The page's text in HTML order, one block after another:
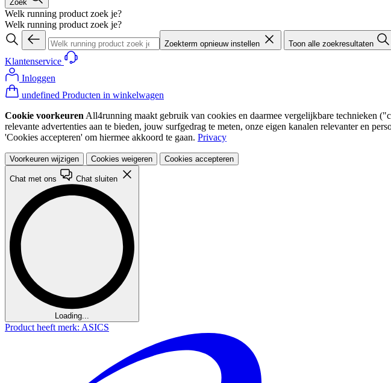
Zoek
Welk running product zoek je?
Welk running product zoek je?
Zoekterm opnieuw instellen Toon alle zoekresultaten
Klantenservice
Inloggen
undefined Producten in winkelwagen
Cookie voorkeuren All4running maakt gebruik van cookies en daarmee vergelijkbare technieken
relevante advertenties aan te bieden, jouw surfgedrag te meten, onze eigen kanalen relevanter en
'Cookies accepteren' om hiermee akkoord te gaan. Privacy
Voorkeuren wijzigen Cookies weigeren Cookies accepteren
Chat met ons Chat sluiten
Loading...
Product heeft merk: ASICS